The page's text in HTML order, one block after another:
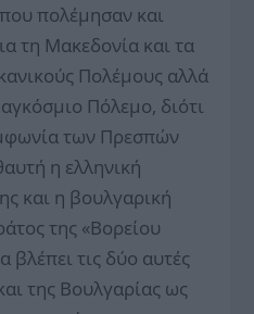
πολέμησαν και
τη Μακεδονία και τα
Πολέμους αλλά
Πόλεμο, διότι
των Πρεσπών
η ελληνική
και η βουλγαρική
της «Βορείου
βλέπει τις δύο αυτές
της Βουλγαρίας ως